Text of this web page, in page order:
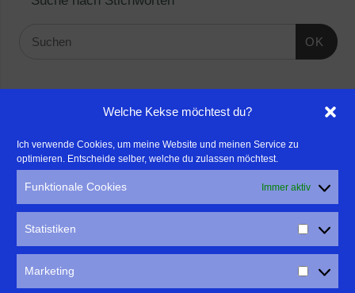
Welche Kekse möchtest du?
Ich verwende Cookies, um meine Website und meinen Service zu
optimieren. Entscheide selber, welche du zulassen möchtest.
Funktionale Cookies Immer aktiv
Statistiken
Marketing
OK
- Für professionelle Fotografen, die ihre Stärken mehr in den
Fokus rücken wollen, empfehle ich eine Beratung durch Frau
Dr. Martina Mettner